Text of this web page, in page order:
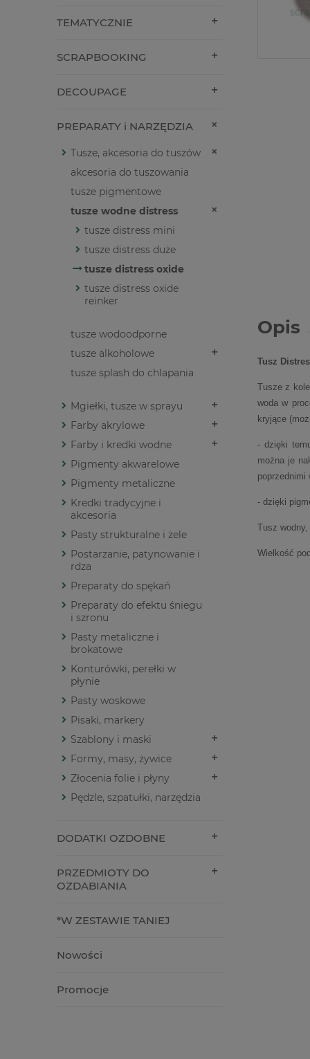
TEMATYCZNIE
SCRAPBOOKING
DECOUPAGE
PREPARATY i NARZĘDZIA
Tusze, akcesoria do tuszów
akcesoria do tuszowania
tusze pigmentowe
tusze wodne distress
tusze distress mini
tusze distress duże
tusze distress oxide
tusze distress oxide
reinker
tusze wodoodporne
tusze alkoholowe
tusze splash do chlapania
Mgiełki, tusze w sprayu
Farby akrylowe
Farby i kredki wodne
Pigmenty akwarelowe
Pigmenty metaliczne
Kredki tradycyjne i
akcesoria
Pasty strukturalne i żele
Postarzanie, patynowanie i
rdza
Preparaty do spękań
Preparaty do efektu śniegu
i szronu
Pasty metaliczne i
brokatowe
Konturówki, perełki w
płynie
Pasty woskowe
Pisaki, markery
Szablony i maski
Formy, masy, żywice
Złocenia folie i płyny
Pędzle, szpatułki, narzędzia
DODATKI OZDOBNE
PRZEDMIOTY DO
OZDABIANIA
*W ZESTAWIE TANIEJ
Nowości
Promocje
Opis
Tusz
Tusze z
woda w
kryjące
- dzięki
można je
poprzednimi
- dzięki
Tusz
Wielkość